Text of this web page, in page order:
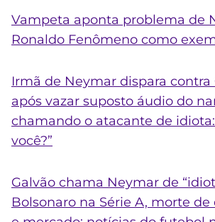
Vampeta aponta problema de
Ronaldo Fenômeno como
Irmã de Neymar dispara contra
após vazar suposto áudio do
chamando o atacante de idiota:
você?”
Galvão chama Neymar de
Bolsonaro na Série A, morte de